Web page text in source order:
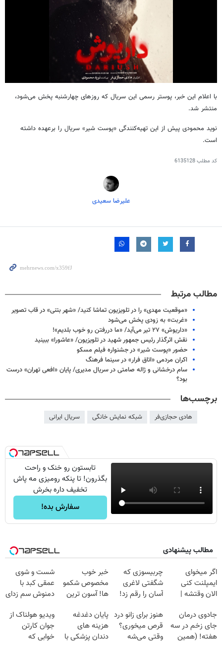
با اعلام این خبر، پوستر رسمی این سریال که روزهای چهارشنبه پخش می‌شود،
منتشر شد.
نوید محمودی پیش از این تهیه‌کنندگی «پوست شیر» سریال را برعهده داشته
است.
کد مطلب6135128
علیرضا سعیدی
مطالب مرتبط
«موقعیت مهدی» را در تلویزیون تماشا کنید/ «شهر بتنی» در قاب تصویر
«غربت» به زودی پخش می‌شود
«داریوش» ۲۷ تیر می‌آید/ «ما دررفتن رو خوب بلدیم»!
نقش اثرگذار رئیس جمهور شهید در تلویزیون/ «عاشورا» ببینید
حضور «پوست شیر» در جشنواره فیلم مسکو
اکران مردمی «اتاق فرار» در سینما فرهنگ
سام درخشانی و ژاله صامتی در سریال مدیری/ پایان «افعی تهران» درست
بود؟
برچسب‌ها
هادی حجازی‌فر شبکه نمایش خانگی سریال ایرانی
تابستون رو خنک و راحت
بگذرون! تا پنکه رومیزی مه پاش
تخفیف داره بخرش
سفارش بده!
مطالب پیشنهادی
اگر میخوای
ایمپلنت کنی
الان وقتشه |
میلیون تومان!!!
چربیسوزی که
شگفتی لاغری
آسان را رقم زد!
خبر خوب
مخصوص شکمو
ها! آسون ترین
معرفی شد
شست و شوی
عمقی کبد با
دمنوش سم زدای
جادوی درمان
جای زخم در سه
هفته! (همین
هنوز برای زانو درد
قرص میخوری؟
وقتی می‌شه
پایان دغدغه
هزینه های
دندان پزشکی با
ویدیو هولناک از
جوان کارتن
خوابی که